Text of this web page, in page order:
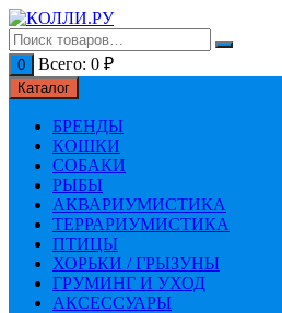
Перейти
к
содержимому
0 Всего: 0 ₽
Каталог
БРЕНДЫ
КОШКИ
СОБАКИ
РЫБЫ
АКВАРИУМИСТИКА
ТЕРРАРИУМИСТИКА
ПТИЦЫ
ХОРЬКИ / ГРЫЗУНЫ
ГРУМИНГ И УХОД
АКСЕССУАРЫ